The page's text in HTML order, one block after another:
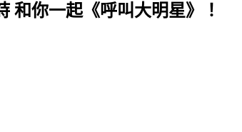
和你一起《呼叫大明星》！